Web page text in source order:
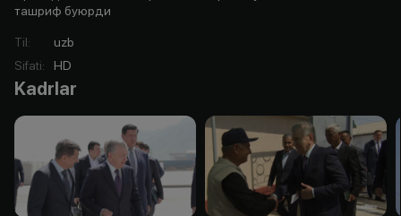
ташриф буюрди
Til:
uzb
Sifati: HD
Kadrlar